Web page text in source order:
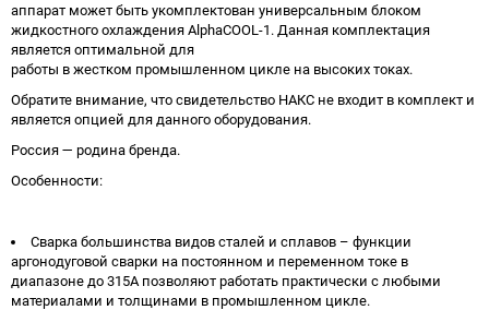
аппарат может быть укомплектован универсальным блоком
жидкостного охлаждения AlphaCOOL-1. Данная комплектация
является оптимальной для
работы в жестком промышленном цикле на высоких токах.
Обратите внимание, что свидетельство НАКС не входит в комплект и
является опцией для данного оборудования.
Россия — родина бренда.
Особенности:
Сварка большинства видов сталей и сплавов – функции
аргонодуговой сварки на постоянном и переменном токе в
диапазоне до 315А позволяют работать практически с любыми
материалами и толщинами в промышленном цикле.